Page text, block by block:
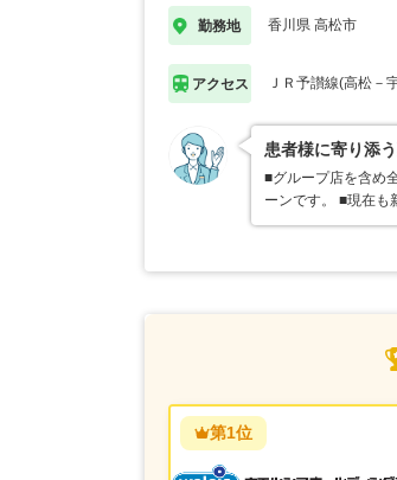
勤務地 香川県 高松市
アクセス ＪＲ予讃線(高松－
患者様に寄り添
■グループ店を含め
ーンです。 ■現在
第1位